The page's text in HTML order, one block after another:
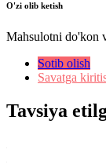
O'zi olib ketish
Mahsulotni do'kon
Sotib olish
Savatga
Tavsiya